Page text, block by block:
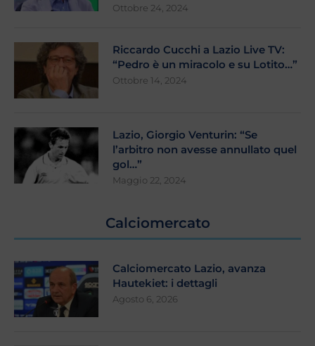
Ottobre 24, 2024
Riccardo Cucchi a Lazio Live TV:
“Pedro è un miracolo e su Lotito…”
Ottobre 14, 2024
Lazio, Giorgio Venturin: “Se
l’arbitro non avesse annullato quel
gol…”
Maggio 22, 2024
Calciomercato
Calciomercato Lazio, avanza
Hautekiet: i dettagli
Agosto 6, 2026